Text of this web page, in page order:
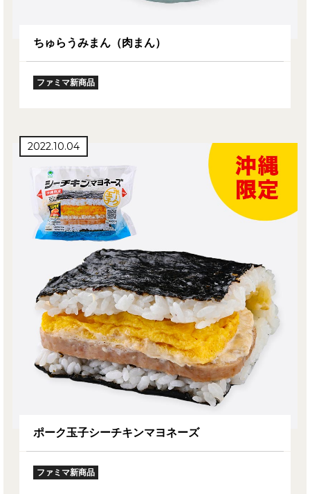
ちゅらうみまん（肉まん）
ファミマ新商品
2022.10.04
ポーク玉子シーチキンマヨネーズ
ファミマ新商品